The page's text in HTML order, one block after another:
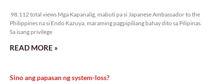
98,112 total views Mga Kapanalig, mabuti pa si Japanese Ambassador to the
Philippines na si Endo Kazuya, maraming pagpipiliang bahay dito sa Pilipinas.
Sa isang privilege
READ MORE »
Sino ang papasan ng system-loss?